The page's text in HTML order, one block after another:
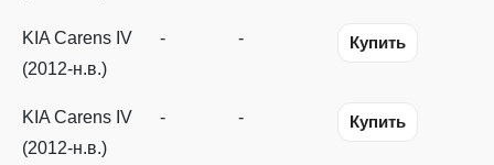
KIA Carens IV
(2012-н.в.)
- - Купить
KIA Carens IV
(2012-н.в.)
- - Купить